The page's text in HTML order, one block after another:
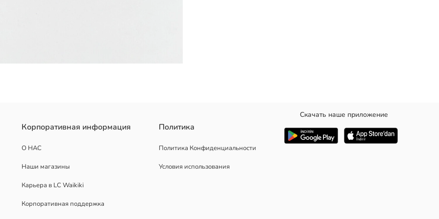
Корпоративная информация
О НАС
Наши магазины
Карьера в LC Waikiki
Корпоративная поддержка
Политика
Политика Конфиденциальности
Условия использования
Скачать наше приложение